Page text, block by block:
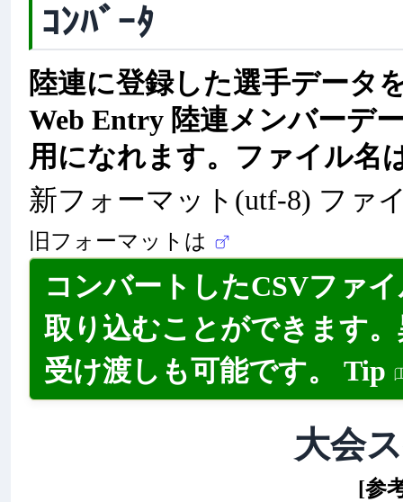
ｺﾝﾊﾞｰﾀ
陸連に登録した選手データ
Web Entry 陸連メンバーデ
用になれます。ファイル名
新フォーマット(utf-8) ファ
旧フォーマットは
コンバートしたCSVファ
取り込むことができます
受け渡しも可能です。Tip
大会
[参